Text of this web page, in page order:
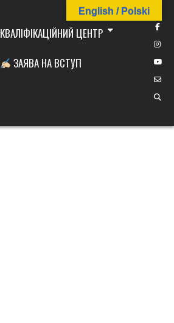
КВАЛІФІКАЦІЙНИЙ ЦЕНТР
ЗАЯВА НА ВСТУП
English / Polski